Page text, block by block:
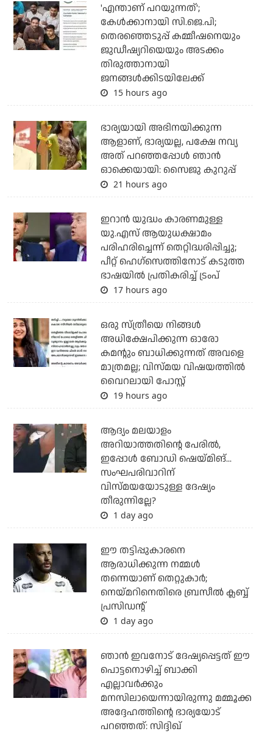
'എന്താണ് പറയുന്നത്';
കേള്‍ക്കാനായി സി.ജെ.പി;
തെരഞ്ഞെടുപ്പ് കമ്മീഷനെയും
ജുഡീഷ്യറിയെയും അടക്കം
തിരുത്താനായി
ജനങ്ങള്‍ക്കിടയിലേക്ക്
15 hours ago
ഭാര്യയായി അഭിനയിക്കുന്ന
ആളാണ്, ഭാര്യയല്ല, പക്ഷേ നവ്യ
അത് പറഞ്ഞപ്പോള്‍ ഞാന്‍
ഓക്കെയായി: സൈജു കുറുപ്പ്
21 hours ago
ഇറാന്‍ യുദ്ധം കാരണമുള്ള
യു.എസ് ആയുധക്ഷാമം
പരിഹരിച്ചെന്ന് തെറ്റിദ്ധരിപ്പിച്ചു;
പീറ്റ് ഹെഗ്‌സെത്തിനോട് കടുത്ത
ഭാഷയില്‍ പ്രതികരിച്ച് ട്രംപ്
17 hours ago
ഒരു സ്ത്രീയെ നിങ്ങള്‍
അധിക്ഷേപിക്കുന്ന ഓരോ
കമന്റും ബാധിക്കുന്നത് അവളെ
മാത്രമല്ല; വിസ്മയ വിഷയത്തില്‍
വൈറലായി പോസ്റ്റ്
19 hours ago
ആദ്യം മലയാളം
അറിയാത്തതിന്റെ പേരില്‍,
ഇപ്പോള്‍ ബോഡി ഷെയ്മിങ്...
സംഘപരിവാറിന്
വിസ്മയയോടുള്ള ദേഷ്യം
തീരുന്നില്ലേ?
1 day ago
ഈ തട്ടിപ്പുകാരനെ
ആരാധിക്കുന്ന നമ്മള്‍
തന്നെയാണ് തെറ്റുകാര്‍;
നെയ്മറിനെതിരെ ബ്രസീല്‍ ക്ലബ്ബ്
പ്രസിഡന്റ്
1 day ago
ഞാന്‍ ഇവനോട് ദേഷ്യപ്പെട്ടത് ഈ
പൊട്ടനൊഴിച്ച് ബാക്കി
എല്ലാവര്‍ക്കും
മനസിലായെന്നായിരുന്നു മമ്മൂക്ക
അദ്ദേഹത്തിന്റെ ഭാര്യയോട്
പറഞ്ഞത്: സിദ്ദിഖ്